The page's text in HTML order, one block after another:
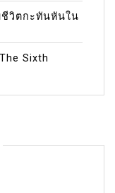
ชีวิตกะทันหันใน
Sixth